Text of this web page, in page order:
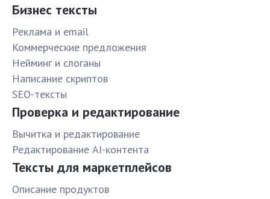
Бизнес тексты
Реклама и email
Коммерческие предложения
Нейминг и слоганы
Написание скриптов
SEO-тексты
Проверка и редактирование
Вычитка и редактирование
Редактирование AI-контента
Тексты для маркетплейсов
Описание продуктов